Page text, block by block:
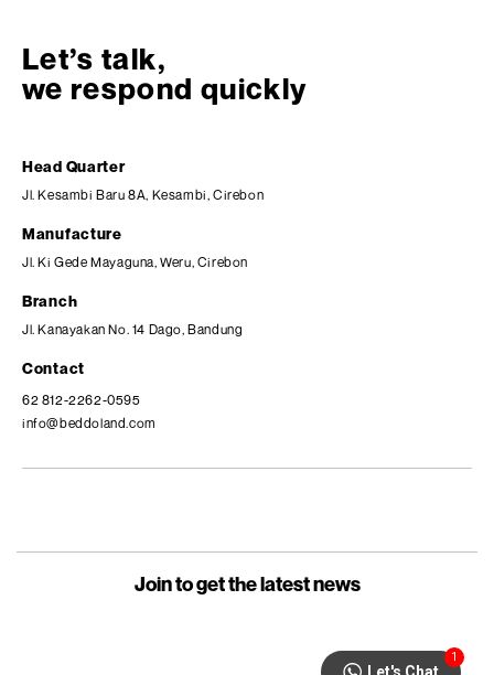
Let’s talk,
we respond quickly
Head Quarter
Jl. Kesambi Baru 8A, Kesambi, Cirebon
Manufacture
Jl. Ki Gede Mayaguna, Weru, Cirebon
Branch
Jl. Kanayakan No. 14 Dago, Bandung
Contact
62 812-2262-0595
info@beddoland.com
Join to get the latest news
1